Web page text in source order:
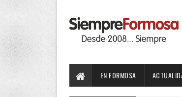
EN FORMOSA